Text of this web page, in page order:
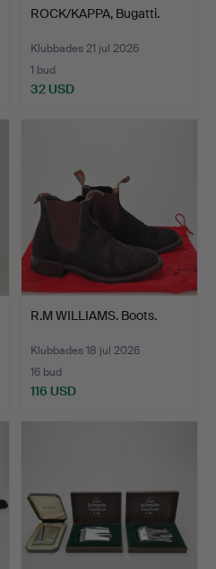
ROCK/KAPPA, Bugatti.
Klubbades 21 jul 2026
1 bud
32 USD
R.M WILLIAMS. Boots.
Klubbades 18 jul 2026
16 bud
116 USD